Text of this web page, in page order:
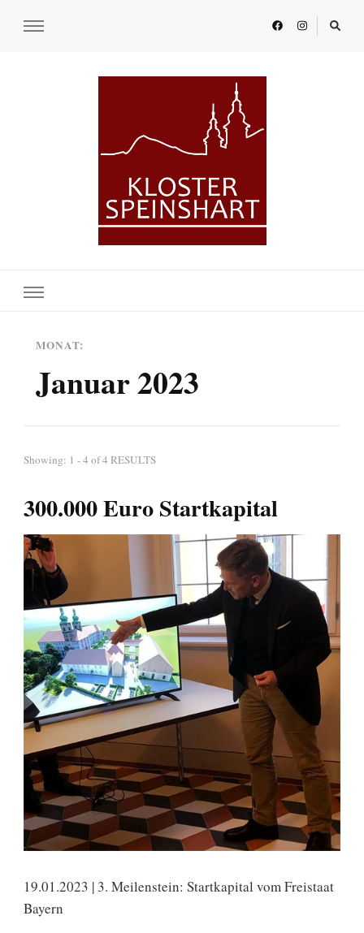
MONAT:
Januar 2023
Showing: 1 - 4 of 4 RESULTS
300.000 Euro Startkapital
19.01.2023 | 3. Meilenstein: Startkapital vom Freistaat
Bayern